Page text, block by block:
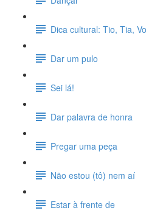
Dica cultural: Tio, Tia,
Dar um pulo
Sei lá!
Dar palavra de honra
Pregar uma peça
Não estou (tô) nem aí
Estar à frente de